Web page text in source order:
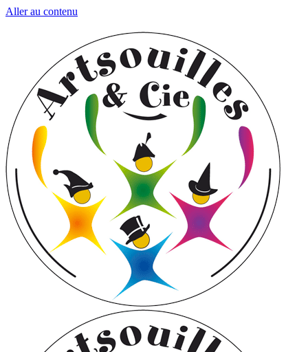
Aller au contenu